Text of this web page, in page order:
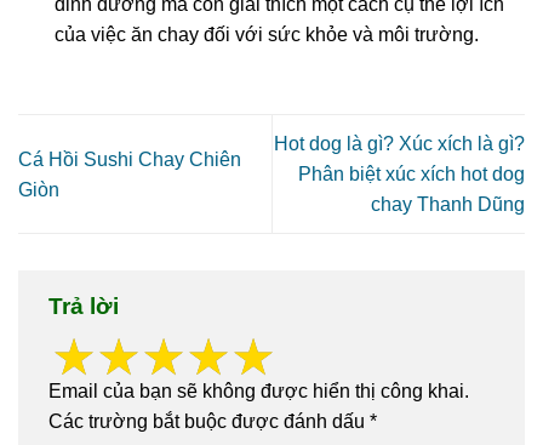
dinh dưỡng mà còn giải thích một cách cụ thể lợi ích
của việc ăn chay đối với sức khỏe và môi trường.
Cá Hồi Sushi Chay Chiên
Giòn
Hot dog là gì? Xúc xích là gì?
Phân biệt xúc xích hot dog
chay Thanh Dũng
Trả lời
Email của bạn sẽ không được hiển thị công khai.
Các trường bắt buộc được đánh dấu *